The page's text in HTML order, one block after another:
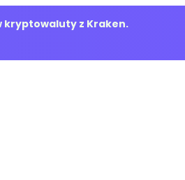
kryptowaluty z Kraken.